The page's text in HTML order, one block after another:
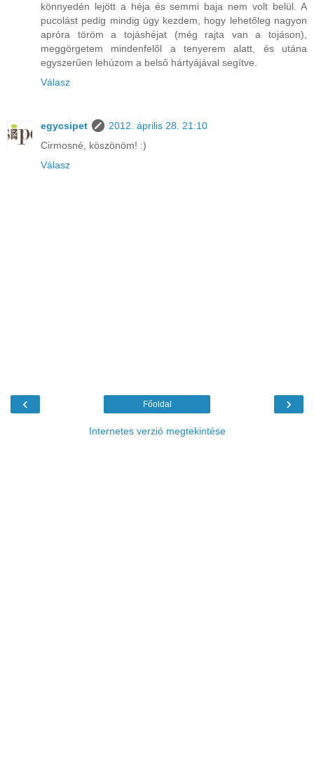
könnyedén lejött a héja és semmi baja nem volt belül. A
pucolást pedig mindig úgy kezdem, hogy lehetőleg nagyon
apróra töröm a tojáshéjat (még rajta van a tojáson),
meggörgetem mindenfelől a tenyerem alatt, és utána
egyszerűen lehúzom a belső hártyájával segítve.
Válasz
egycsipet
2012. április 28. 21:10
Cirmosné, köszönöm! :)
Válasz
‹ ›
Főoldal
Internetes verzió megtekintése